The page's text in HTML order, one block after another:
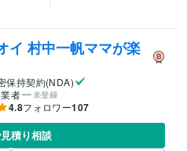
イ 村中一帆ママが楽
保持契約(NDA)
者
未登録
4.8フォロワー107
積り相談